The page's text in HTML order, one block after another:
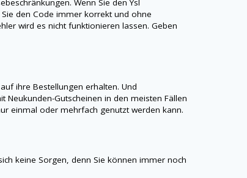
Wenn Sie denYsl
den Code immer korrekt und ohne
wird es nicht funktionieren lassen. Geben
ihre Bestellungen erhalten. Und
Neukunden-Gutscheinen in den meisten Fällen
einmal oder mehrfach genutzt werden kann.
keine Sorgen, denn Sie können immer noch